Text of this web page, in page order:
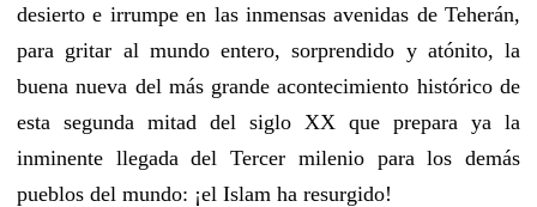
desierto e irrumpe en las inmensas avenidas de Teherán,
para gritar al mundo entero, sorprendido y atónito, la
buena nueva del más grande acontecimiento histórico de
esta segunda mitad del siglo XX que prepara ya la
inminente llegada del Tercer milenio para los demás
pueblos del mundo: ¡el Islam ha resurgido!